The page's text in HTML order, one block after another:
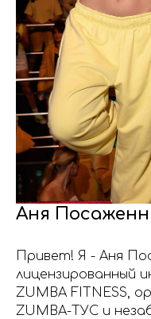
Аня
Привет! Я - Аня
лицензированный
ZUMBA FITNESS,
ZUMBA-ТУС и